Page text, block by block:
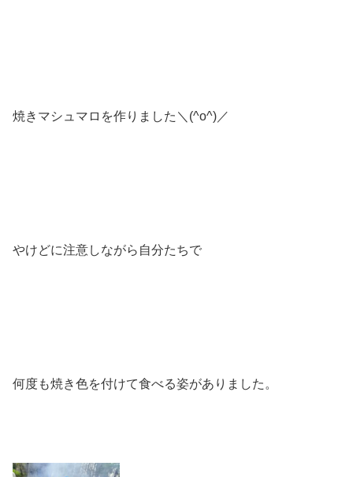
焼きマシュマロを作りました＼(^o^)／
やけどに注意しながら自分たちで
何度も焼き色を付けて食べる姿がありました。